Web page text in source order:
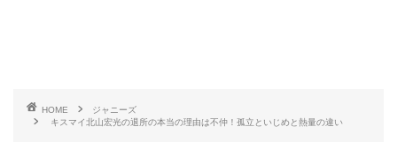
HOME
ジャニーズ
キスマイ北山宏光の退所の本当の理由は不仲！孤立といじめと熱量の違い